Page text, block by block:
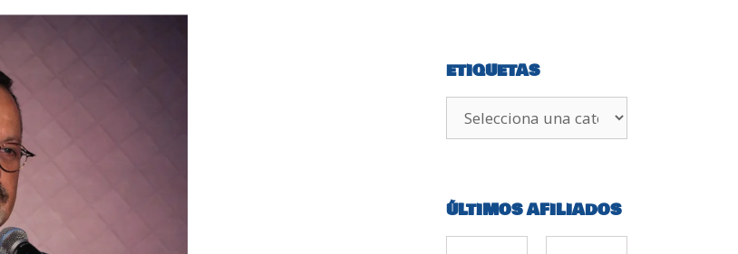
ETIQUETAS
ÚLTIMOS AFILIADOS